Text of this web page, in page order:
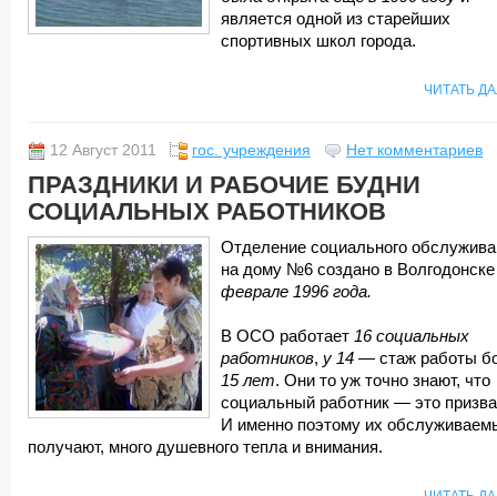
является одной из старейших
спортивных школ города.
ЧИТАТЬ
12 Август 2011 гос. учреждения Нет комментариев
ПРАЗДНИКИ И РАБОЧИЕ БУДНИ
СОЦИАЛЬНЫХ РАБОТНИКОВ
Отделение социального
на дому №6 создано в
феврале 1996 года.
В ОСО работает 16 социальных
работников, у 14 — стаж работы
15 лет. Они то уж точно знают, что
социальный работник — это
И именно поэтому их
получают, много душевного тепла и внимания.